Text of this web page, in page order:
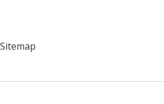
Sitemap